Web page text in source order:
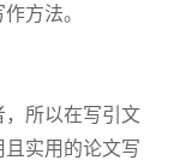
方法。
所以在写引文
实用的论文写